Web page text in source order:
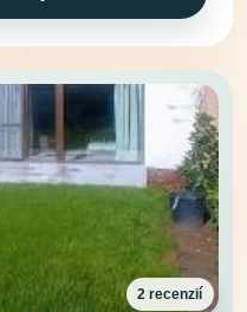
2 recenzií